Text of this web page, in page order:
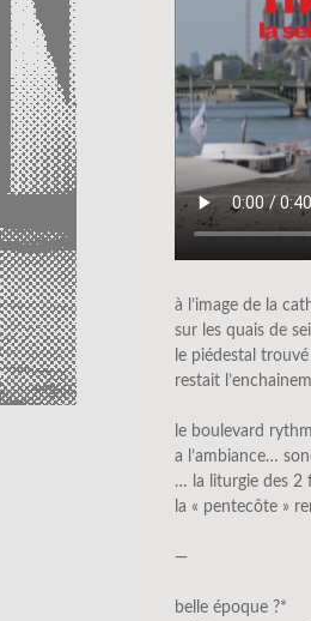
à l’image de la
sur les quais de
le piédestal trouvé
restait
le boulevard
a l’ambiance…
… la liturgie des 2
la « pentecôte »
—
belle époque ?*